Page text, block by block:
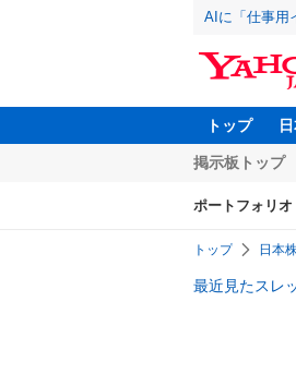
AIに「仕事用
トップ
掲示板トップ
ポートフォリオ
トップ 日本
最近見たスレ